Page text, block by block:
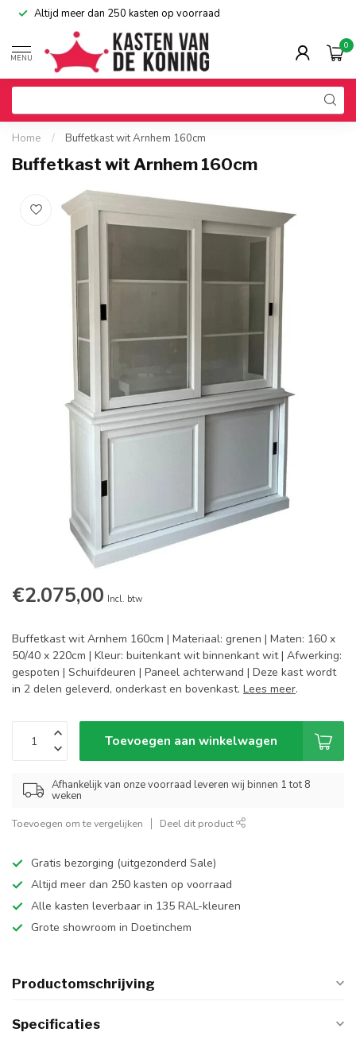
Altijd meer dan 250 kasten op voorraad
MENU
0
Home / Buffetkast wit Arnhem 160cm
Buffetkast wit Arnhem 160cm
€2.075,00 Incl. btw
Buffetkast wit Arnhem 160cm | Materiaal: grenen | Maten: 160 x
50/40 x 220cm | Kleur: buitenkant wit binnenkant wit | Afwerking:
gespoten | Schuifdeuren | Paneel achterwand | Deze kast wordt
in 2 delen geleverd, onderkast en bovenkast. Lees meer.
Toevoegen aan winkelwagen
Afhankelijk van onze voorraad leveren wij binnen 1 tot 8
weken
Toevoegen om te vergelijken Deel dit product
Gratis bezorging (uitgezonderd Sale)
Altijd meer dan 250 kasten op voorraad
Alle kasten leverbaar in 135 RAL-kleuren
Grote showroom in Doetinchem
Productomschrijving
Specificaties